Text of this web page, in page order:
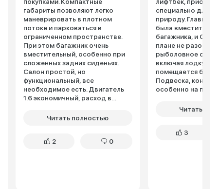
покупками. Компактные
габариты позволяют легко
маневрировать в плотном
потоке и парковаться в
ограниченном пространстве.
При этом багажник очень
вместительный, особенно при
сложенных задних сиденьях.
Салон простой, но
функциональный, все
необходимое есть. Двигатель
1.6 экономичный, расход в
Подвеска настроена
время эксплуатации никаких
Читать полностью
2 0
лифтбек,
специально для
природу. Главным
была
багажника, и
плане не
рыболовное
включая лодку
помещается без
Подвеска,
особенно на
вполне
приходилось
Читать
3